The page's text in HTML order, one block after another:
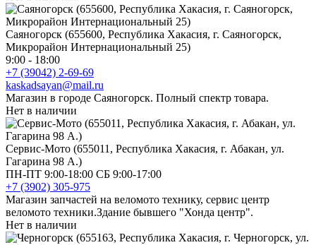
Саяногорск (655600, Республика Хакасия, г. Саяногорск,
Микрорайон Интернациональный 25)
9:00 - 18:00
+7 (39042) 2-69-69
kaskadsayan@mail.ru
Магазин в городе Саяногорск. Полный спектр товара.
Нет в наличии
Сервис-Мото (655011, Республика Хакасия, г. Абакан, ул.
Гагарина 98 А.)
ПН-ПТ 9:00-18:00 СБ 9:00-17:00
+7 (3902) 305-975
Магазин запчастей на веломото технику, сервис центр
веломото техники.Здание бывшего "Хонда центр".
Нет в наличии